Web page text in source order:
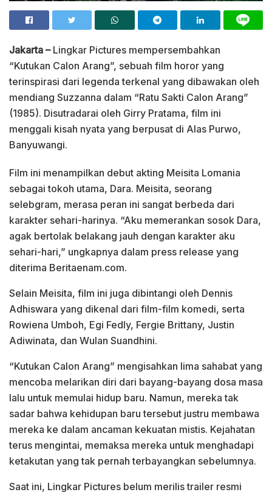
Jakarta –Lingkar Pictures mempersembahkan
“Kutukan Calon Arang”, sebuah film horor yang
terinspirasi dari legenda terkenal yang dibawakan oleh
mendiang Suzzanna dalam “Ratu Sakti Calon Arang”
(1985). Disutradarai oleh Girry Pratama, film ini
menggali kisah nyata yang berpusat di Alas Purwo,
Banyuwangi.
Film ini menampilkan debut akting Meisita Lomania
sebagai tokoh utama, Dara. Meisita, seorang
selebgram, merasa peran ini sangat berbeda dari
karakter sehari-harinya. “Aku memerankan sosok Dara,
agak bertolak belakang jauh dengan karakter aku
sehari-hari,” ungkapnya dalam press release yang
diterima Beritaenam.com.
Selain Meisita, film ini juga dibintangi oleh Dennis
Adhiswara yang dikenal dari film-film komedi, serta
Rowiena Umboh, Egi Fedly, Fergie Brittany, Justin
Adiwinata, dan Wulan Suandhini.
“Kutukan Calon Arang” mengisahkan lima sahabat yang
mencoba melarikan diri dari bayang-bayang dosa masa
lalu untuk memulai hidup baru. Namun, mereka tak
sadar bahwa kehidupan baru tersebut justru membawa
mereka ke dalam ancaman kekuatan mistis. Kejahatan
terus mengintai, memaksa mereka untuk menghadapi
ketakutan yang tak pernah terbayangkan sebelumnya.
Saat ini, Lingkar Pictures belum merilis trailer resmi